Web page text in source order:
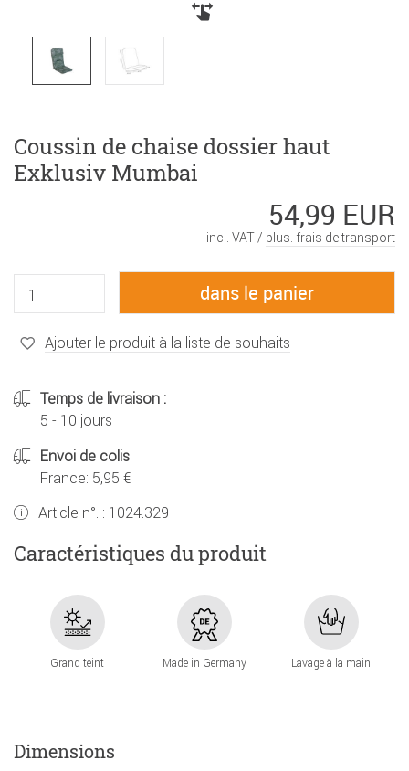
Coussin de chaise dossier haut
Exklusiv Mumbai
54,99 EUR
incl. VAT / plus. frais de transport
Ajouter le produit à la liste de souhaits
Temps de livraison :
5 - 10 jours
Envoi de colis
France: 5,95 €
Article n°. : 1024.329
Caractéristiques du produit
Grand teint Made in Germany Lavage à la main
Dimensions